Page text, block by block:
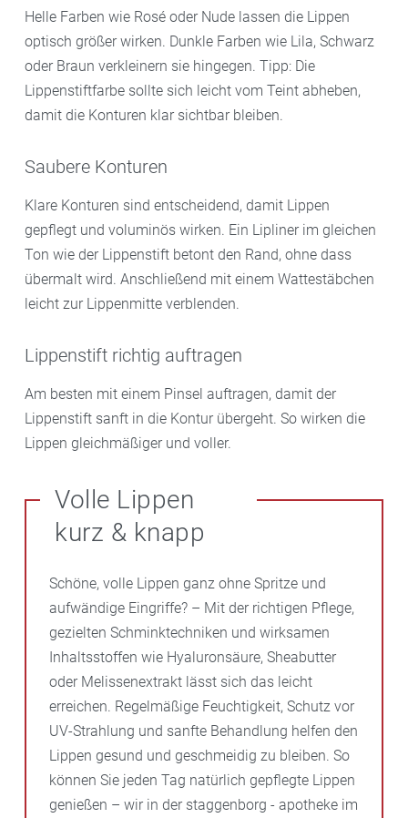
Helle Farben wie Rosé oder Nude lassen die Lippen
optisch größer wirken. Dunkle Farben wie Lila, Schwarz
oder Braun verkleinern sie hingegen. Tipp: Die
Lippenstiftfarbe sollte sich leicht vom Teint abheben,
damit die Konturen klar sichtbar bleiben.
Saubere Konturen
Klare Konturen sind entscheidend, damit Lippen
gepflegt und voluminös wirken. Ein Lipliner im gleichen
Ton wie der Lippenstift betont den Rand, ohne dass
übermalt wird. Anschließend mit einem Wattestäbchen
leicht zur Lippenmitte verblenden.
Lippenstift richtig auftragen
Am besten mit einem Pinsel auftragen, damit der
Lippenstift sanft in die Kontur übergeht. So wirken die
Lippen gleichmäßiger und voller.
Volle Lippen
kurz & knapp
Schöne, volle Lippen ganz ohne Spritze und
aufwändige Eingriffe? – Mit der richtigen Pflege,
gezielten Schminktechniken und wirksamen
Inhaltsstoffen wie Hyaluronsäure, Sheabutter
oder Melissenextrakt lässt sich das leicht
erreichen. Regelmäßige Feuchtigkeit, Schutz vor
UV-Strahlung und sanfte Behandlung helfen den
Lippen gesund und geschmeidig zu bleiben. So
können Sie jeden Tag natürlich gepflegte Lippen
genießen – wir in der staggenborg - apotheke im